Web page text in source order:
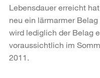
Lebensdauer erreicht
neu ein lärmarmer
wird lediglich der Belag
voraussichtlich im
2011.